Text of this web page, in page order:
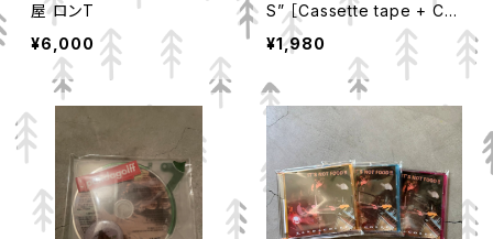
屋 ロンT
¥6,000
S” ［Cassette tape + CD
-R/ CD］
¥1,980